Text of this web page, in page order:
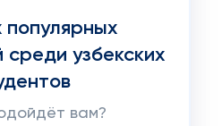
популярных
узбекских
вам?